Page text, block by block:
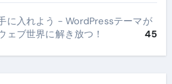
に入れよう - WordPressテーマが
ェブ世界に解き放つ！
45